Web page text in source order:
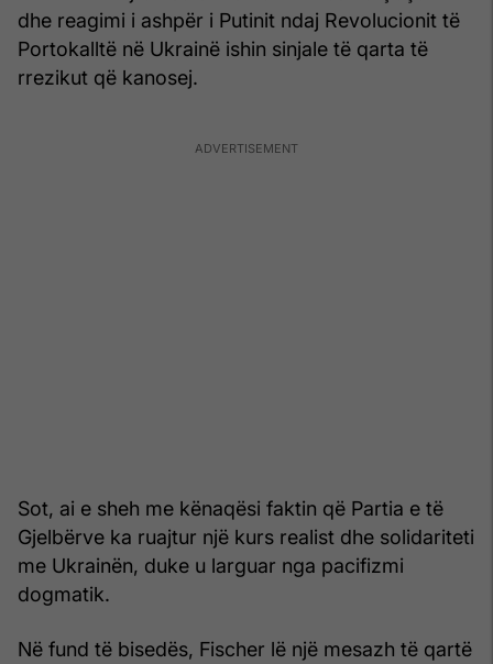
dhe reagimi i ashpër i Putinit ndaj Revolucionit të
Portokalltë në Ukrainë ishin sinjale të qarta të
rrezikut që kanosej.
Sot, ai e sheh me kënaqësi faktin që Partia e të
Gjelbërve ka ruajtur një kurs realist dhe solidariteti
me Ukrainën, duke u larguar nga pacifizmi
dogmatik.
Në fund të bisedës, Fischer lë një mesazh të qartë